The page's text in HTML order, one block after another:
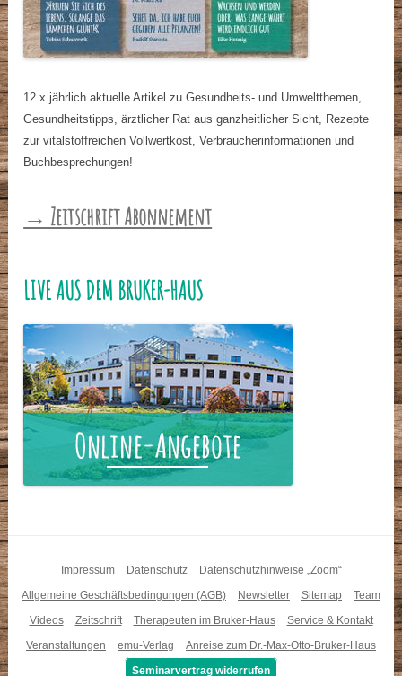
12 x jährlich aktuelle Artikel zu Gesundheits- und Umweltthemen,
Gesundheitstipps, ärztlicher Rat aus ganzheitlicher Sicht, Rezepte
zur vitalstoffreichen Vollwertkost, Verbraucherinformationen und
Buchbesprechungen!
→ Zeitschrift Abonnement
LIVE AUS DEM BRUKER-HAUS
Impressum Datenschutz
Datenschutzhinweise „Zoom“
Allgemeine Geschäftsbedingungen (AGB)
Newsletter Sitemap
Team
Videos
Zeitschrift Therapeuten im Bruker-Haus
Service & Kontakt
Veranstaltungen
emu-Verlag
Anreise zum Dr.-Max-Otto-Bruker-Haus
Seminarvertrag widerrufen